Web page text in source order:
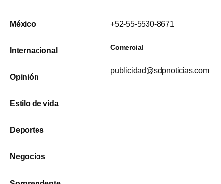
México
Internacional
Opinión
Estilo de vida
Deportes
Negocios
+52-55-5530-8671
Comercial
publicidad@sdpnoticias.com